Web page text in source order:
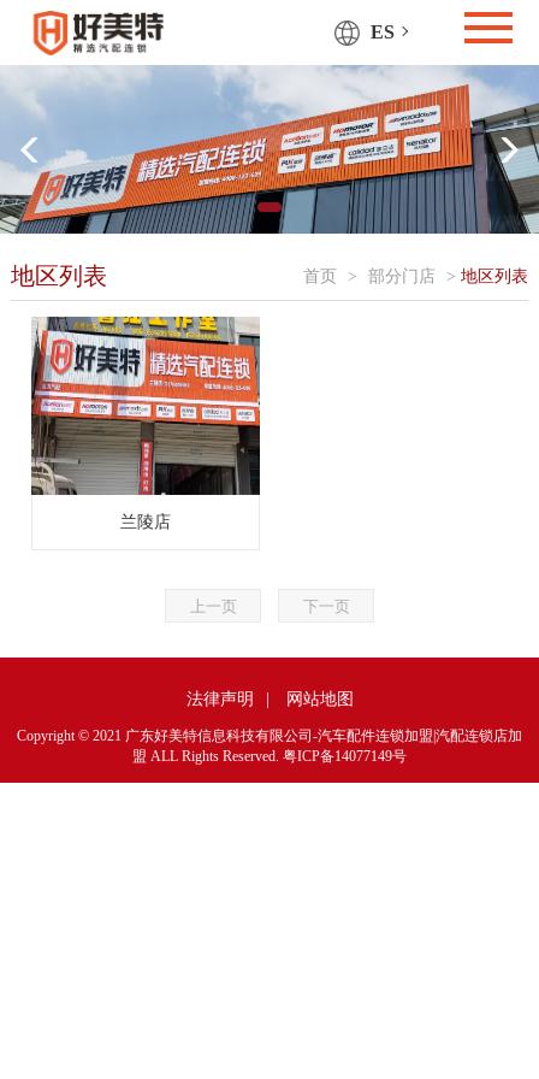
ES
首页 > 部分门店 >地区列表
地区列表
兰陵店
上一页 下一页
法律声明 | 网站地图
Copyright © 2021 广东好美特信息科技有限公司-汽车配件连锁加盟|汽配连锁店加
盟 ALL Rights Reserved. 粤ICP备14077149号